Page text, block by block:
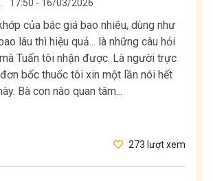
17:50 - 16/03/2026
của bác giá bao nhiêu, dùng như
lâu thì hiệu quả... là những câu hỏi
Tuấn tôi nhận được. Là người trực
bốc thuốc tôi xin một lần nói hết
Bà con nào quan tâm...
273 lượt xem